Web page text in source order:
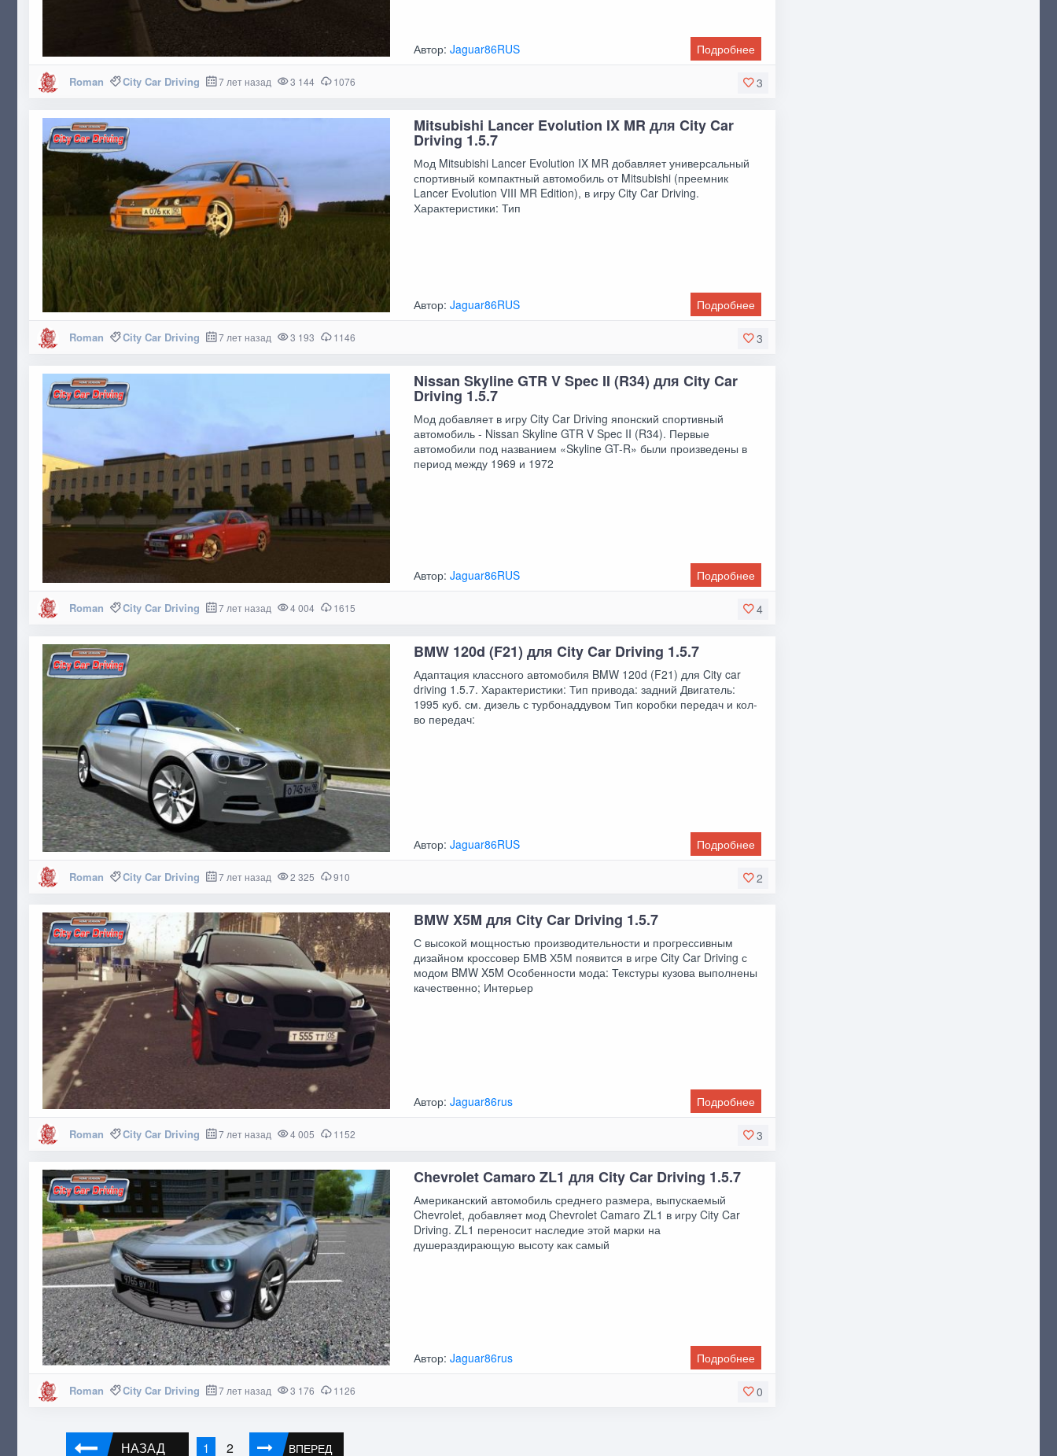
Автор:Jaguar86RUS Подробнее
3
Roman City Car Driving 7 лет назад 3 144 1076
Mitsubishi Lancer Evolution IX MR для City Car
Driving 1.5.7
Мод Mitsubishi Lancer Evolution IX MR добавляет универсальный
спортивный компактный автомобиль от Mitsubishi (преемник
Lancer Evolution VIII MR Edition), в игру City Car Driving.
Характеристики: Тип
Автор:Jaguar86RUS Подробнее
3
Roman City Car Driving 7 лет назад 3 193 1146
Nissan Skyline GTR V Spec II (R34) для City Car
Driving 1.5.7
Мод добавляет в игру City Car Driving японский спортивный
автомобиль - Nissan Skyline GTR V Spec II (R34). Первые
автомобили под названием «Skyline GT-R» были произведены в
период между 1969 и 1972
Автор:Jaguar86RUS Подробнее
4
Roman City Car Driving 7 лет назад 4 004 1615
BMW 120d (F21) для City Car Driving 1.5.7
Адаптация классного автомобиля BMW 120d (F21) для City car
driving 1.5.7. Характеристики: Тип привода: задний Двигатель:
1995 куб. см. дизель с турбонаддувом Тип коробки передач и кол-
во передач:
Автор:Jaguar86RUS Подробнее
2
Roman City Car Driving 7 лет назад 2 325 910
BMW X5M для City Car Driving 1.5.7
С высокой мощностью производительности и прогрессивным
дизайном кроссовер БМВ Х5М появится в игре City Car Driving с
модом BMW X5M Особенности мода: Текстуры кузова выполнены
качественно; Интерьер
Автор:Jaguar86rus Подробнее
3
Roman City Car Driving 7 лет назад 4 005 1152
Chevrolet Camaro ZL1 для City Car Driving 1.5.7
Американский автомобиль среднего размера, выпускаемый
Chevrolet, добавляет мод Chevrolet Camaro ZL1 в игру City Car
Driving. ZL1 переносит наследие этой марки на
душераздирающую высоту как самый
Автор:Jaguar86rus Подробнее
0
Roman City Car Driving 7 лет назад 3 176 1126
НАЗАД 1 2 ВПЕРЕД